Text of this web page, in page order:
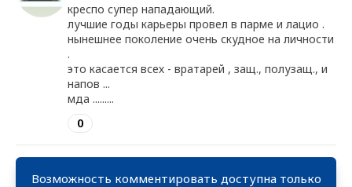
креспо супер нападающий.
лучшие годы карьеры провел в парме и лацио .
нынешнее поколение очень скудное на личности
.
это касается всех - вратарей , защ., полузащ., и
напов ...
мда .........
0
Возможность комментировать доступна только